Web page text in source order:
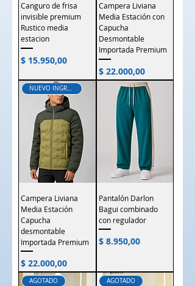
Canguro de frisa
invisible premium
Rustico media
estacion
Precio
$ 15.950,00
Campera Liviana
Media Estación con
Capucha
Desmontable
Importada Premium
Precio
$ 22.000,00
NUEVO INGRESO
Campera Liviana
Media Estación
Capucha
desmontable
Importada Premium
Precio
$ 22.000,00
Pantalón Darlon
Bagui combinado
con regulador
Precio
$ 8.950,00
AGOTADO AGOTADO